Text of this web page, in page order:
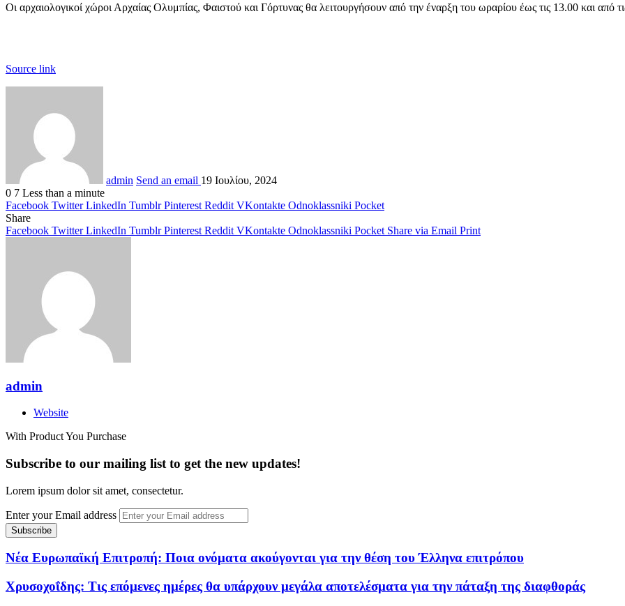
Οι αρχαιολογικοί χώροι Αρχαίας Ολυμπίας, Φαιστού και Γόρτυνας θα λειτουργήσουν από την έναρξη του ωραρίου έως τις 13.00 και από
Source link
admin Send an email 19 Ιουλίου, 2024
0 7 Less than a minute
Facebook Twitter LinkedIn Tumblr Pinterest Reddit VKontakte Odnoklassniki Pocket
Share
Facebook Twitter LinkedIn Tumblr Pinterest Reddit VKontakte Odnoklassniki Pocket Share via Email Print
admin
Website
With Product You Purchase
Subscribe to our mailing list to get the new updates!
Lorem ipsum dolor sit amet, consectetur.
Enter your Email address
Νέα Ευρωπαϊκή Επιτροπή: Ποια ονόματα ακούγονται για την θέση του Έλληνα επιτρόπου
Χρυσοχοΐδης: Τις επόμενες ημέρες θα υπάρχουν μεγάλα αποτελέσματα για την πάταξη της διαφθοράς